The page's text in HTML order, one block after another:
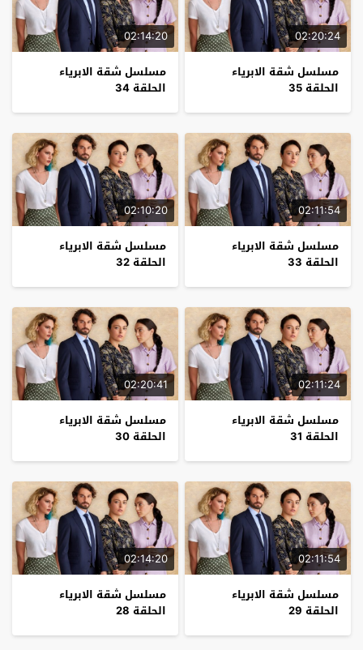
02:20:24
مسلسل شقة الابرياء
الحلقة 35
02:14:20
مسلسل شقة الابرياء
الحلقة 34
02:11:54
مسلسل شقة الابرياء
الحلقة 33
02:10:20
مسلسل شقة الابرياء
الحلقة 32
02:11:24
مسلسل شقة الابرياء
الحلقة 31
02:20:41
مسلسل شقة الابرياء
الحلقة 30
02:11:54
مسلسل شقة الابرياء
الحلقة 29
02:14:20
مسلسل شقة الابرياء
الحلقة 28